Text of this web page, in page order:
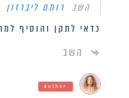
השב רותם ליברזון
כדאי לתקן והוסיף
השב
Author